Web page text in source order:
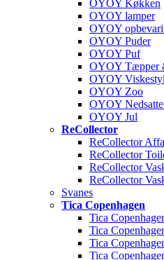
OYOY Køkken
OYOY lamper
OYOY
OYOY Puder
OYOY Puf
OYOY Tæpper
OYOY
OYOY Zoo
OYOY
OYOY Jul
ReCollector
ReCollector
ReCollector
ReCollector
ReCollector
Svanes
Tica Copenhagen
Tica
Tica
Tica
Tica